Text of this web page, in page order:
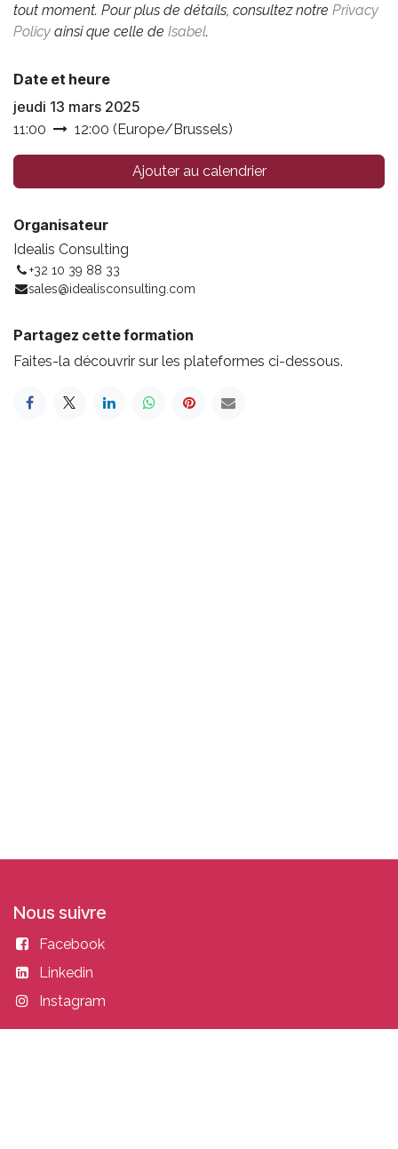
tout moment. Pour plus de détails, consultez notre Privacy
Policy ainsi que celle de Isabel.
Date et heure
jeudi 13 mars 2025
11:00 12:00 (Europe/Brussels)
Ajouter au calendrier
Organisateur
Idealis Consulting
+32 10 39 88 33
sales@idealisconsulting.com
Partagez cette formation
Faites-la découvrir sur les plateformes ci-dessous.
Nous suivre
Facebook
Linkedin
Instagram